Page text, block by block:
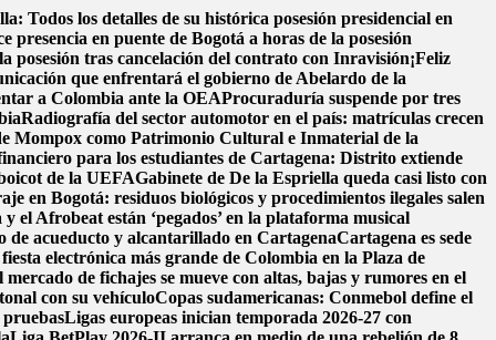
Todos los detalles de su histórica posesión presidencial en
presencia en puente de Bogotá a horas de la posesión
posesión tras cancelación del contrato con Inravisión¡Feliz
que enfrentará el gobierno de Abelardo de la
a Colombia ante la OEAProcuraduría suspende por tres
Radiografía del sector automotor en el país: matrículas crecen
Mompox como Patrimonio Cultural e Inmaterial de la
para los estudiantes de Cartagena: Distrito extiende
de la UEFAGabinete de De la Espriella queda casi listo con
en Bogotá: residuos biológicos y procedimientos ilegales salen
el Afrobeat están ‘pegados’ en la plataforma musical
de acueducto y alcantarillado en CartagenaCartagena es sede
electrónica más grande de Colombia en la Plaza de
de fichajes se mueve con altas, bajas y rumores en el
con su vehículoCopas sudamericanas: Conmebol define el
Ligas europeas inician temporada 2026-27 con